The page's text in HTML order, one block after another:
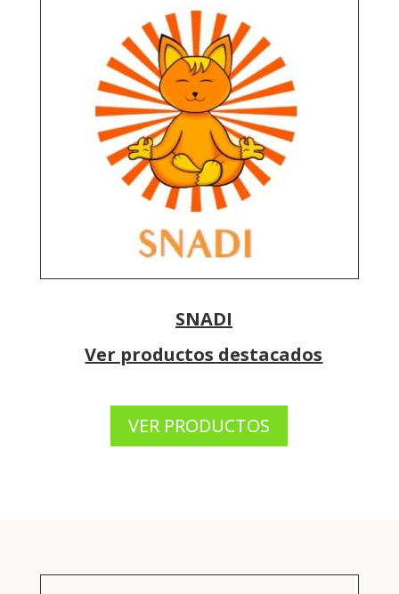
SNADI
Ver productos destacados
VER PRODUCTOS